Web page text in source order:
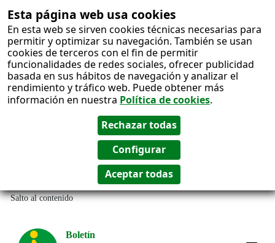
Esta página web usa cookies
En esta web se sirven cookies técnicas necesarias para
permitir y optimizar su navegación. También se usan
cookies de terceros con el fin de permitir
funcionalidades de redes sociales, ofrecer publicidad
basada en sus hábitos de navegación y analizar el
rendimiento y tráfico web. Puede obtener más
información en nuestra Política de cookies.
Salto al contenido
Boletín